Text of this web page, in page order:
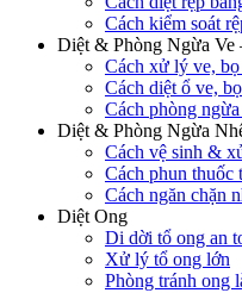
Cách kiểm soát
Diệt & Phòng Ngừa Ve
Cách xử lý ve,
Cách diệt ổ ve,
Cách phòng
Diệt & Phòng Ngừa
Cách vệ sinh &
Cách phun thuốc
Cách ngăn chặn
Diệt Ong
Di dời tổ ong an
Xử lý tổ ong lớn
Phòng tránh ong